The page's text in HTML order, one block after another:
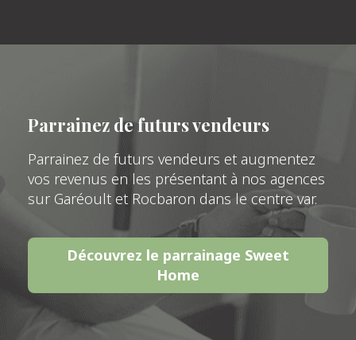
Parrainez de futurs vendeurs
Parrainez de futurs vendeurs et augmentez
vos revenus en les présentant à nos agences
sur Garéoult et Rocbaron dans le centre var.
Découvrez le parrainage Sweet
Home